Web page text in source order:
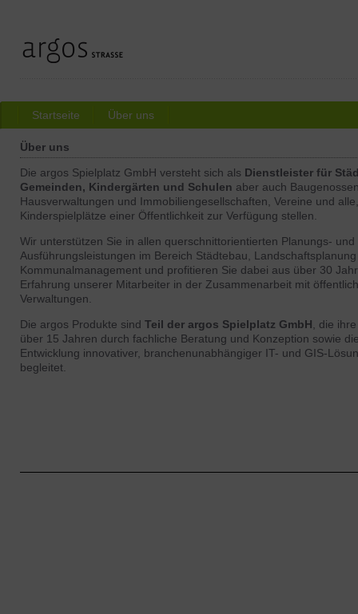
Startseite Über uns
Über uns
Die argos Spielplatz GmbH versteht sich als Dienstleister für
Gemeinden, Kindergärten und Schulen aber auch
Hausverwaltungen und Immobiliengesellschaften, Vereine und
Kinderspielplätze einer Öffentlichkeit zur Verfügung stellen.
Wir unterstützen Sie in allen querschnittorientierten Planungs- und
Ausführungsleistungen im Bereich Städtebau,
Kommunalmanagement und profitieren Sie dabei aus über 30
Erfahrung unserer Mitarbeiter in der Zusammenarbeit mit
Verwaltungen.
Die argos Produkte sind Teil der argos Spielplatz GmbH , die
über 15 Jahren durch fachliche Beratung und Konzeption sowie
Entwicklung innovativer, branchenunabhängiger IT- und GIS-
begleitet.